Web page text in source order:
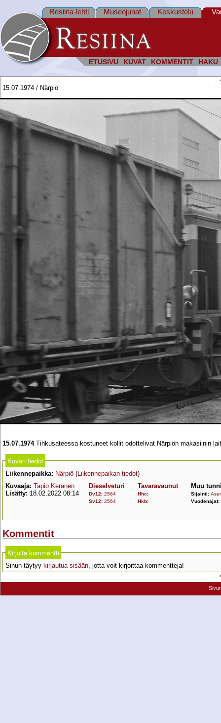
ETUSIVU KUVAT KOMMENTIT HAKU
Resiina-lehti Museojunat Keskustelu
15.07.1974 / Närpiö
15.07.1974Tihkusateessa kostuneet kollit odottelivat Närpiön makasiinin
Kuvan tiedot
Liikennepaikka: Närpiö (Liikennepaikan tiedot)
Kuvaaja: Tapio Keränen
Lisätty: 18.02.2022 08:14
Dieselveturi
Dv12: 2564
Sv12: 2564
Tavaravaunut
Hhc:
Hkb:
Muu
Sijainti:
Vuodenajat:
Kommentit
Kirjoita kommentti
Sinun täytyy kirjautua sisään , jotta voit kirjoittaa kommentteja!